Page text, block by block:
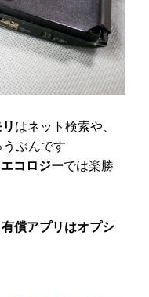
はネット検索や、
ぶんです
エコロジーでは楽勝
償アプリはオプシ